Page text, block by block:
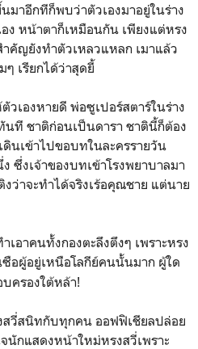
มาอีกทีก็พบว่าตัวเองมาอยู่ในร่าง
ง หน้าตาก็เหมือนกัน เพียงแต่หรง
คัญยังทำตัวเหลวแหลก เมาแล้ว
เรียกได้ว่าสุดยี้
องหายดี พ่อซูเปอร์สตาร์ในร่าง
ที ชาติก่อนเป็นดารา ชาตินี้ก็ต้อง
ดินเข้าไปขอบทในละครรายวัน
ซึ่งเจ้าของบทเข้าโรงพยาบาลมา
ว่าจะทำได้จริงเร้อคุณชาย แต่นาย
าคนทั้งกองตะลึงตึงๆ เพราะหรง
อผู้อยู่เหนือโลกีย์คนนั้นมาก ผู้ใด
ครองใต้หล้า!
สนิทกับทุกคน ออฟฟิเชียลปล่อย
กแสดงหน้าใหม่หรงสวี่เพราะ